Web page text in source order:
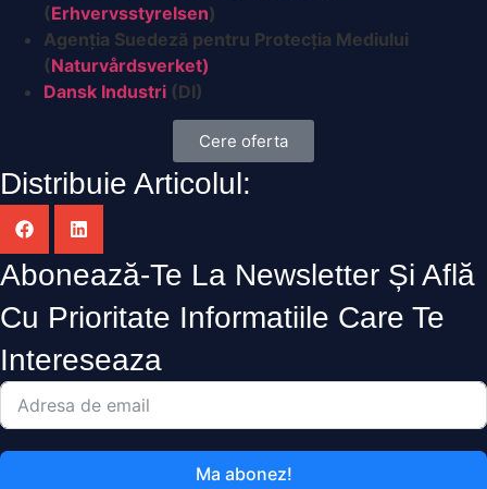
(Erhvervsstyrelsen)
Agenția Suedeză pentru Protecția Mediului
(Naturvårdsverket)
Dansk Industri (DI)
Cere oferta
Distribuie Articolul:
Abonează-Te La Newsletter Și Află
Cu Prioritate Informatiile Care Te
Intereseaza
Ma abonez!